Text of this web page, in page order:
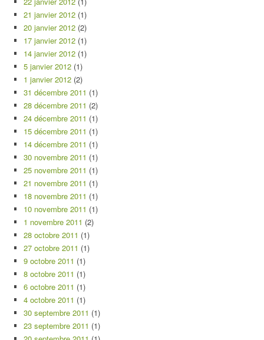
21 janvier 2012 (1)
20 janvier 2012 (2)
17 janvier 2012 (1)
14 janvier 2012 (1)
5 janvier 2012 (1)
1 janvier 2012 (2)
31 décembre 2011 (1)
28 décembre 2011 (2)
24 décembre 2011 (1)
15 décembre 2011 (1)
14 décembre 2011 (1)
30 novembre 2011 (1)
25 novembre 2011 (1)
21 novembre 2011 (1)
18 novembre 2011 (1)
10 novembre 2011 (1)
1 novembre 2011 (2)
28 octobre 2011 (1)
27 octobre 2011 (1)
9 octobre 2011 (1)
8 octobre 2011 (1)
6 octobre 2011 (1)
4 octobre 2011 (1)
30 septembre 2011 (1)
23 septembre 2011 (1)